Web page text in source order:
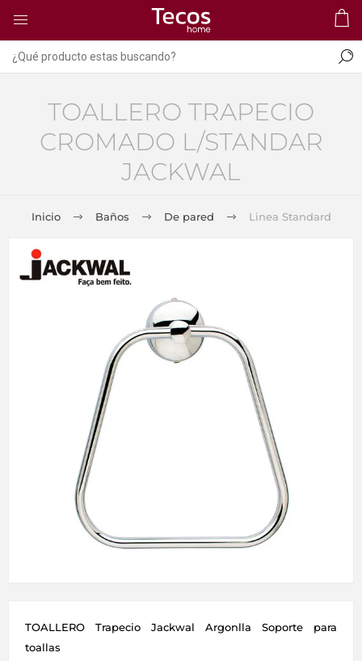
TOALLERO TRAPECIO
CROMADO L/STANDAR
JACKWAL
Inicio Baños De pared Linea Standard
TOALLERO Trapecio Jackwal Argonlla Soporte para
toallas